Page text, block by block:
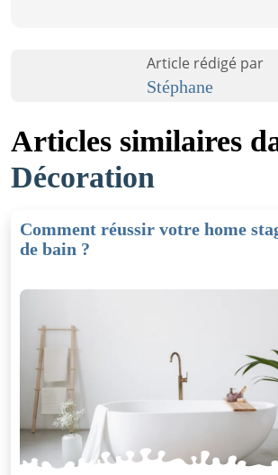
Article rédigé par
Stéphane
Articles similaires
Décoration
Comment réussir votre home
de bain ?